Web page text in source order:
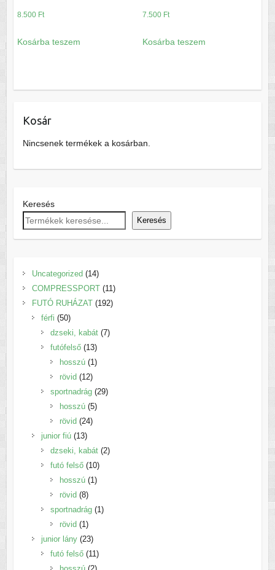
8.500 Ft
Kosárba teszem
7.500 Ft
Kosárba teszem
Kosár
Nincsenek termékek a kosárban.
Keresés
Keresés
Uncategorized 1414
termék
COMPRESSPORT 1111
termék
FUTÓ RUHÁZAT 192192
férfi 5050
termék
dzseki, kabát 77
futófelső 1313
termék
hosszú 11
rövid 1212
termék
sportnadrág 2929
hosszú 55
rövid 2424
junior fiú 1313
termék
dzseki, kabát 22
futó felső 1010
termék
hosszú 11
rövid 88
termék
sportnadrág 11
rövid 11
termék
junior lány 2323
termék
futó felső 1111
termék
2